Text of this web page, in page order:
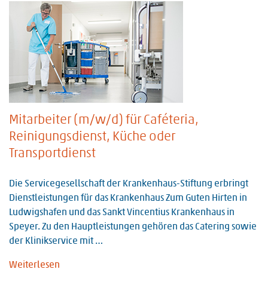
Mitarbeiter (m/w/d) für Caféteria,
Reinigungsdienst, Küche oder
Transportdienst
Die Servicegesellschaft der Krankenhaus-Stiftung erbringt
Dienstleistungen für das Krankenhaus Zum Guten Hirten in
Ludwigshafen und das Sankt Vincentius Krankenhaus in
Speyer. Zu den Hauptleistungen gehören das Catering sowie
der Klinikservice mit …
Weiterlesen